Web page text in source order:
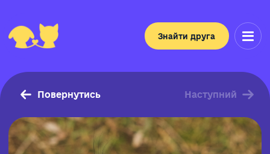
Знайти друга
Повернутись Наступний